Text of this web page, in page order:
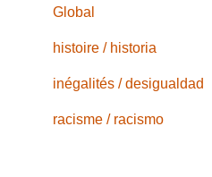
Global
histoire / historia
inégalités / desigualdad
racisme / racismo